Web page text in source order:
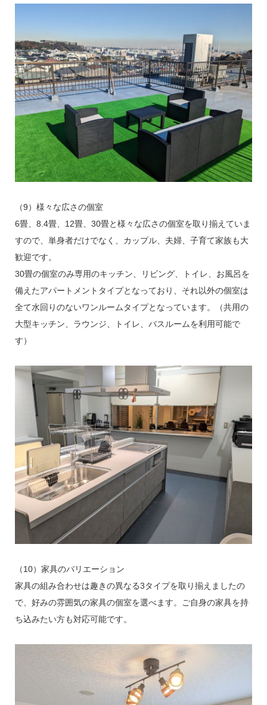
（9）様々な広さの個室
6畳、8.4畳、12畳、30畳と様々な広さの個室を取り揃えていま
すので、単身者だけでなく、カップル、夫婦、子育て家族も大
歓迎です。
30畳の個室のみ専用のキッチン、リビング、トイレ、お風呂を
備えたアパートメントタイプとなっており、それ以外の個室は
全て水回りのないワンルームタイプとなっています。（共用の
大型キッチン、ラウンジ、トイレ、バスルームを利用可能で
す）
（10）家具のバリエーション
家具の組み合わせは趣きの異なる3タイプを取り揃えましたの
で、好みの雰囲気の家具の個室を選べます。ご自身の家具を持
ち込みたい方も対応可能です。